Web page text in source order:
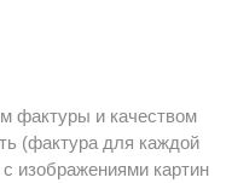
фактуры и качеством
(фактура для каждой
изображениями картин